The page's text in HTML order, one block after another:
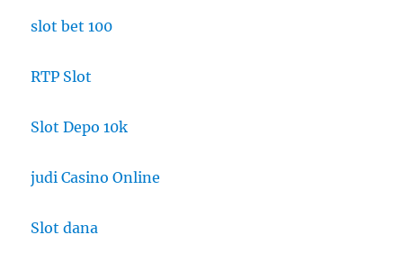
slot bet 100
RTP Slot
Slot Depo 10k
judi Casino Online
Slot dana